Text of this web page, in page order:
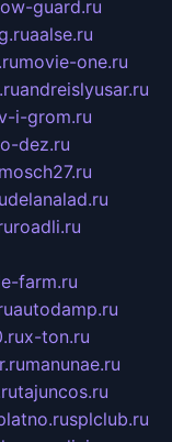
guard.ru
aalse.ru
movie-one.ru
andreislyusar.ru
i-grom.ru
dez.ru
delanalad.ru
roadli.ru
farm.ru
autodamp.ru
x-ton.ru
manunae.ru
tajuncos.ru
splclub.ru